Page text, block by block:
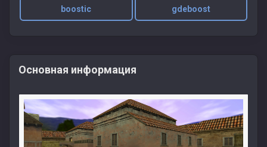
boostic gdeboost
Основная информация